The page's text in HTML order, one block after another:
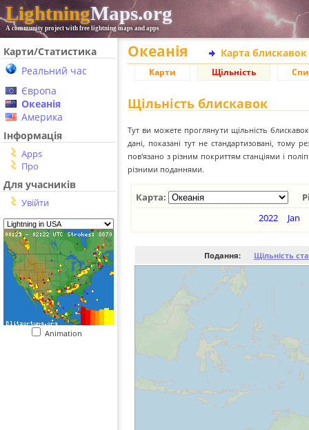
LightningMaps.org
A community project with free lightning maps and apps
Карти/Статистика
Реальний час
Європа
Океанія
Америка
Інформація
Apps
Про
Для учасників
Увійти
Animation
Океанія Карта
Карти Щільність
Щільність блискавок
Тут ви можете проглянути щільність
дані, показані тут не стандартизовані, тому
пов'язано з різним покриттям станціями і
різними поданнями.
Карта:
2022
Jan
Подання: Щільність